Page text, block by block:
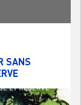
SANS